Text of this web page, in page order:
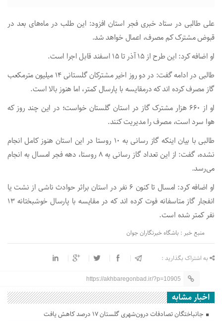
علی طالبی در ستاد خبری فجر استان افزود: این طلب در ماه‌های بعد در
قبوض مشترک کم مصرف، اعمال خواهد شد.
او اضافه کرد: این طرح از ۱۵ آذر تا ۱۵ اسفند قابل اجرا است.
طالبی در ادامه گفت: در دو روز اخیر مشترکان گلستانی ۱۴ میلیون مترمکعب
گاز مصرف کرده اند که درمقایسه با پارسال کمتر، اما هنوز بالا است.
او از ۶۶۰ هزار مشترک گاز در استان گلستان خواست؛ در این چند روز که
هوا سرد است، مصرف را مدیریت کنند.
طالبی با بیان اینکه گاز رسانی به ۱۰ روستا در این استان هنوز کامل انجام
نشده، گفت: از این تعداد گاز رسانی به ۸ روستا، دهه فجر امسال به انجام
می‌رسد.
او اضافه کرد: امسال تا کنون ۶ نفر در استان براثر حوادث ناشی از نشت یا
انفجار گاز متاسفانه فوت کرده اند که در مقایسه با پارسال خوشبختانه ۱۳
نفر کمتر شده است.
منبع خبر : باشگاه خبرنگاران جوان
به اشتراک بگذارید :
https://akhbaregonbad.ir/?p=10905
اخبار مشابه
جانباختگان تصادفات درون‌شهری گلستان ۱۷ درصد کاهش یافت